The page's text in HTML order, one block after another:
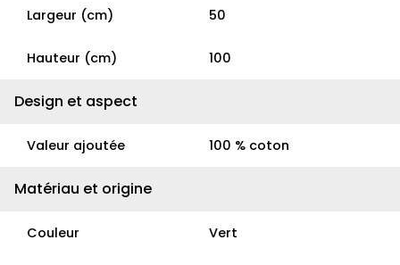
Largeur (cm) 50
Hauteur (cm) 100
Design et aspect
Valeur ajoutée 100 % coton
Matériau et origine
Couleur Vert